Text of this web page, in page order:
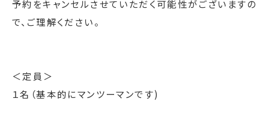
予約をキャンセルさせていただく可能性がございますの
で、ご理解ください。
＜定員＞
１名（基本的にマンツーマンです)